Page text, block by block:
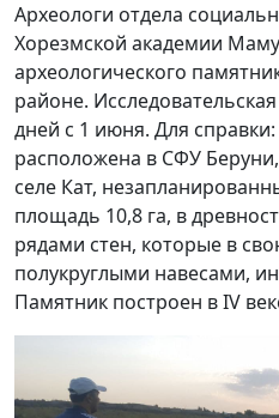
Археологи отдела
Хорезмской академии
археологического
районе.
дней с 1 июня. Для
расположена в СФУ
селе Кат,
площадь 10,8 га, в
рядами стен, которые в
полукруглыми навесами,
Памятник построен в IV